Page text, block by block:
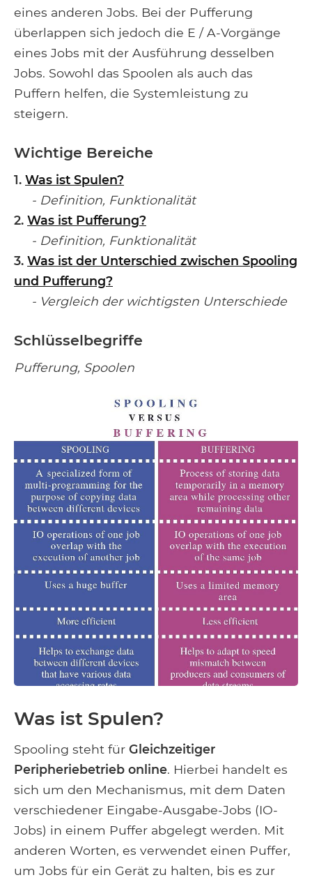
eines anderen Jobs. Bei der Pufferung
überlappen sich jedoch die E / A-Vorgänge
eines Jobs mit der Ausführung desselben
Jobs. Sowohl das Spoolen als auch das
Puffern helfen, die Systemleistung zu
steigern.
Wichtige Bereiche
1. Was ist Spulen?
- Definition, Funktionalität
2. Was ist Pufferung?
- Definition, Funktionalität
3. Was ist der Unterschied zwischen Spooling
und Pufferung?
- Vergleich der wichtigsten Unterschiede
Schlüsselbegriffe
Pufferung, Spoolen
Was ist Spulen?
Spooling steht für Gleichzeitiger
Peripheriebetrieb online. Hierbei handelt es
sich um den Mechanismus, mit dem Daten
verschiedener Eingabe-Ausgabe-Jobs (IO-
Jobs) in einem Puffer abgelegt werden. Mit
anderen Worten, es verwendet einen Puffer,
um Jobs für ein Gerät zu halten, bis es zur